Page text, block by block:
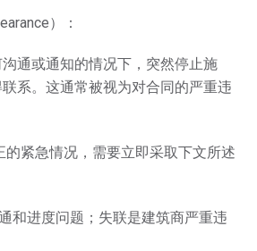
）：
通或通知的情况下，突然停止施
系。这通常被视为对合同的严重违
的紧急情况，需要立即采取下文所述
和进度问题；失联是建筑商严重违